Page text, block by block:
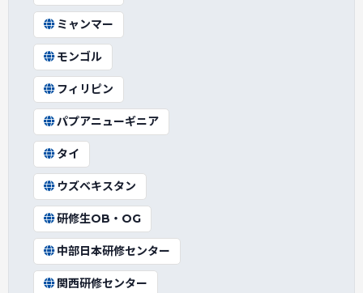
ミャンマー
モンゴル
フィリピン
パプアニューギニア
タイ
ウズベキスタン
研修生OB・OG
中部日本研修センター
関西研修センター